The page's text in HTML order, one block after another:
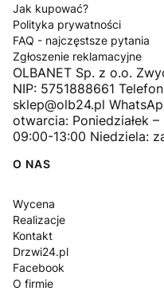
Jak kupować?
Polityka prywatności
FAQ - najczęstsze pytania
Zgłoszenie reklamacyjne
OLBANET Sp. z o.o.
NIP: 5751888661
sklep@olb24.pl
otwarcia: Poniedziałek
09:00-13:00 Niedziela:
O NAS
Wycena
Realizacje
Kontakt
Drzwi24.pl
Facebook
O firmie